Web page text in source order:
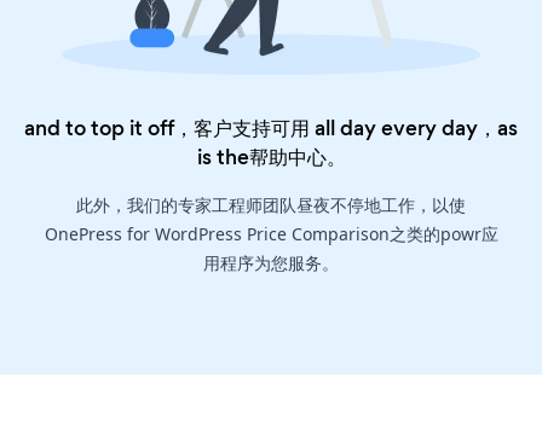
and to top it off，客户支持可用 all day every day，as
is the帮助中心。
此外，我们的专家工程师团队昼夜不停地工作，以使
OnePress for WordPress Price Comparison之类的powr应
用程序为您服务。